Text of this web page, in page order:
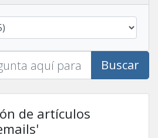
Buscar
de artículos